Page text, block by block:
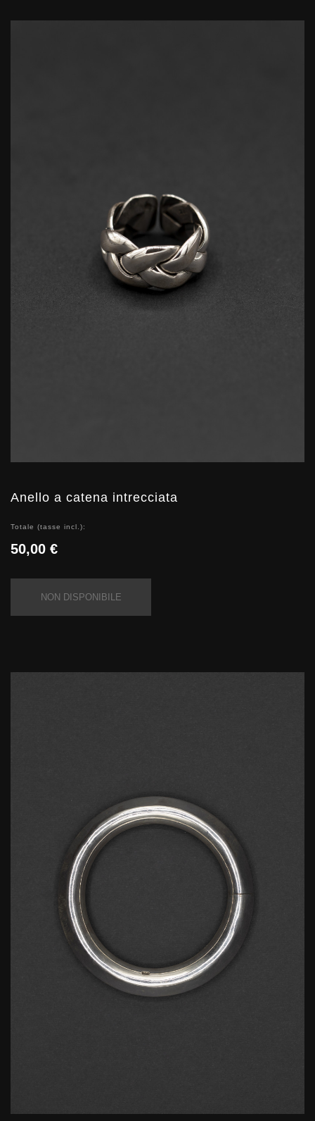
Anello a catena intrecciata
Totale (tasse incl.):
50,00 €
NON DISPONIBILE